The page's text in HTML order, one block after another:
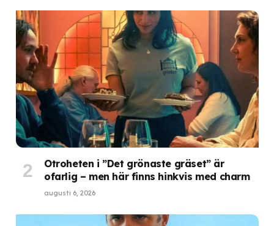
Otroheten i ”Det grönaste gräset” är
ofarlig – men här finns hinkvis med charm
augusti 6, 2026